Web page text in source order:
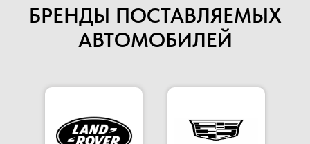
БРЕНДЫ ПОСТАВЛЯЕМЫХ
АВТОМОБИЛЕЙ